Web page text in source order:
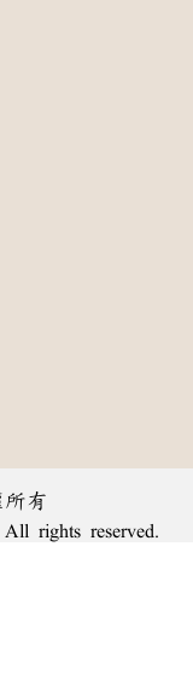
有
rights reserved.